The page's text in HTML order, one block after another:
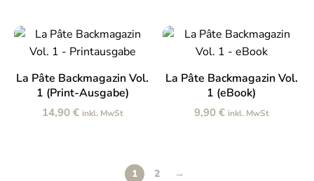
29,80 € 24,90 €.
IN DEN WARENKORB
La Pâte Backmagazin Vol.
1 (Print-Ausgabe)
14,90 € inkl. MwSt
IN DEN WARENKORB
La Pâte Backmagazin Vol.
1 (eBook)
9,90 € inkl. MwSt
1 2 →